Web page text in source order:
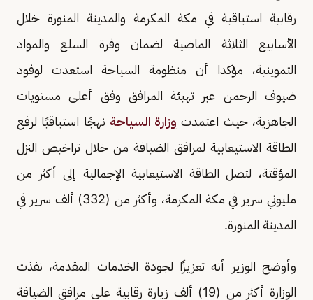
رقابية استباقية في مكة المكرمة والمدينة المنورة خلال
الأسابيع الثلاثة الماضية لضمان وفرة السلع والمواد
التموينية، مؤكدا أن منظومة السياحة استعدت لوفود
ضيوف الرحمن عبر تهيئة المرافق وفق أعلى مستويات
الجاهزية، حيث اعتمدت وزارة السياحة نهجًا استباقيًا لرفع
الطاقة الاستيعابية لمرافق الضيافة من خلال تراخيص النزل
المؤقتة، لتصل الطاقة الاستيعابية الإجمالية إلى أكثر من
مليوني سرير في مكة المكرمة، وأكثر من (332) ألف سرير في
المدينة المنورة.
وأوضح الوزير أنه تعزيزًا لجودة الخدمات المقدمة، نفذت
الوزارة أكثر من (19) ألف زيارة رقابية على مرافق الضيافة